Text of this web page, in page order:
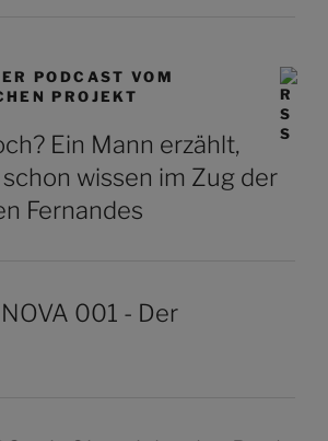
PODCAST VOM
PROJEKT
Ein Mann erzählt,
wissen im Zug der
Fernandes
001 - Der